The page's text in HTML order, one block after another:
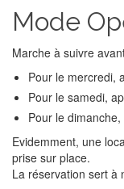
Mode
Marche à suivre
Pour le mercredi,
Pour le samedi,
Pour le
Evidemment, une
prise sur place.
La réservation sert à